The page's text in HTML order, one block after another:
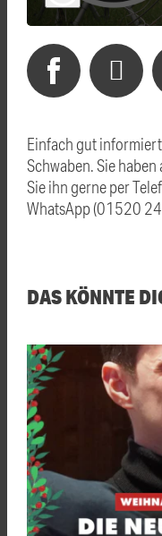
Einfach gut
Schwaben. Sie
Sie ihn gerne per
WhatsApp (01520
DAS KÖNNTE